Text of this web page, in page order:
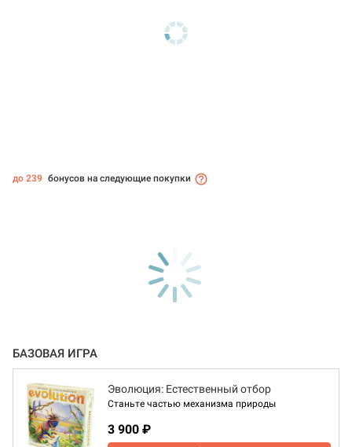
до 239 бонусов на следующие покупки
БАЗОВАЯ ИГРА
Эволюция: Естественный отбор
Станьте частью механизма природы
3 900 ₽